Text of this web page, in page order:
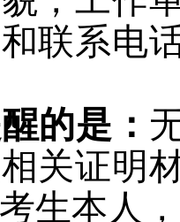
联系电
的是：
关证明
生本人